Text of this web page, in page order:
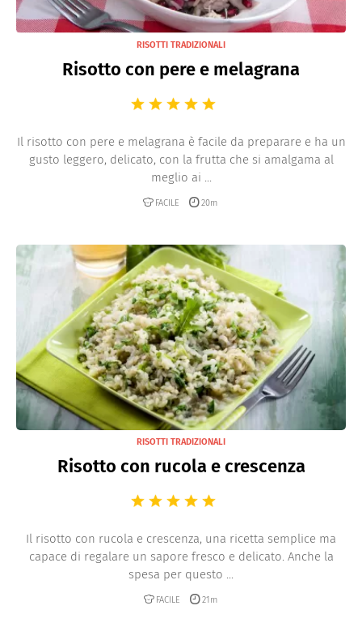
RISOTTI TRADIZIONALI
Risotto con pere e melagrana
Il risotto con pere e melagrana è facile da preparare e ha un
gusto leggero, delicato, con la frutta che si amalgama al
meglio ai ...
FACILE 20m
RISOTTI TRADIZIONALI
Risotto con rucola e crescenza
Il risotto con rucola e crescenza, una ricetta semplice ma
capace di regalare un sapore fresco e delicato. Anche la
spesa per questo ...
FACILE 21m